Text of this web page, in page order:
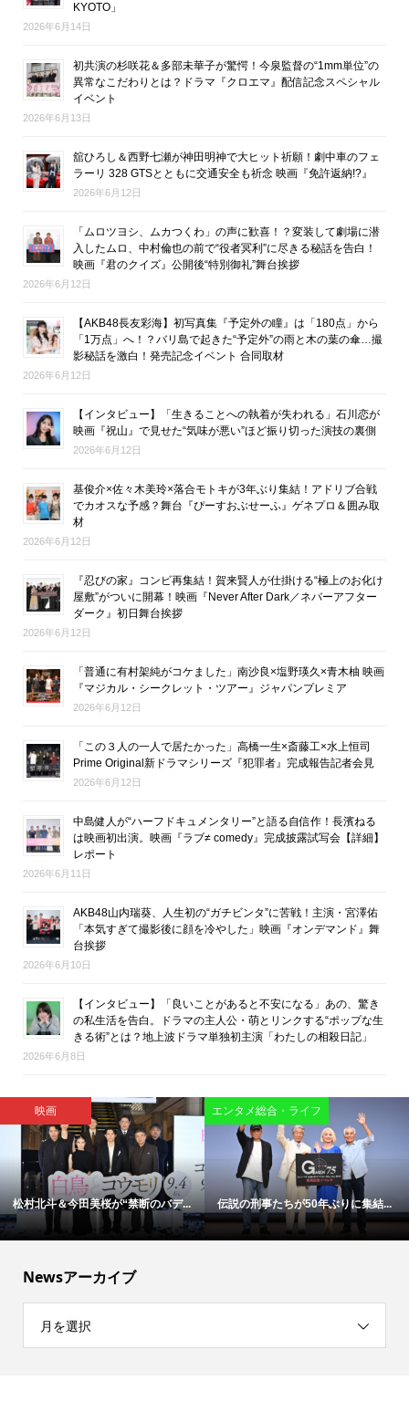
KYOTO」
2026年6月14日
初共演の杉咲花＆多部未華子が驚愕！今泉監督の“1mm単位”の
異常なこだわりとは？ドラマ『クロエマ』配信記念スペシャル
イベント
2026年6月13日
舘ひろし＆西野七瀬が神田明神で大ヒット祈願！劇中車のフェ
ラーリ 328 GTSとともに交通安全も祈念 映画『免許返納!?』
2026年6月12日
「ムロツヨシ、ムカつくわ」の声に歓喜！？変装して劇場に潜
入したムロ、中村倫也の前で“役者冥利”に尽きる秘話を告白！
映画『君のクイズ』公開後“特別御礼”舞台挨拶
2026年6月12日
【AKB48長友彩海】初写真集『予定外の瞳』は「180点」から
「1万点」へ！？バリ島で起きた“予定外”の雨と木の葉の傘…撮
影秘話を激白！発売記念イベント 合同取材
2026年6月12日
【インタビュー】「生きることへの執着が失われる」石川恋が
映画『祝山』で見せた“気味が悪い”ほど振り切った演技の裏側
2026年6月12日
基俊介×佐々木美玲×落合モトキが3年ぶり集結！アドリブ合戦
でカオスな予感？舞台『ぴーすおぶせーふ』ゲネプロ＆囲み取
材
2026年6月12日
『忍びの家』コンビ再集結！賀来賢人が仕掛ける“極上のお化け
屋敷”がついに開幕！映画『Never After Dark／ネバーアフター
ダーク』初日舞台挨拶
2026年6月12日
「普通に有村架純がコケました」南沙良×塩野瑛久×青木柚 映画
『マジカル・シークレット・ツアー』ジャパンプレミア
2026年6月12日
「この３人の一人で居たかった」高橋一生×斎藤工×水上恒司
Prime Original新ドラマシリーズ『犯罪者』完成報告記者会見
2026年6月12日
中島健人が“ハーフドキュメンタリー”と語る自信作！長濱ねる
は映画初出演。映画『ラブ≠ comedy』完成披露試写会【詳細】
レポート
2026年6月11日
AKB48山内瑞葵、人生初の“ガチビンタ”に苦戦！主演・宮澤佑
「本気すぎて撮影後に顔を冷やした」映画『オンデマンド』舞
台挨拶
2026年6月10日
【インタビュー】「良いことがあると不安になる」あの、驚き
の私生活を告白。ドラマの主人公・萌とリンクする“ポップな生
きる術”とは？地上波ドラマ単独初主演「わたしの相殺日記」
2026年6月8日
映画
「今日もぼけ日和ですね」―大竹
し...
映画
「涙の先に救いがある」椎名零監...
Newsアーカイブ
月を選択